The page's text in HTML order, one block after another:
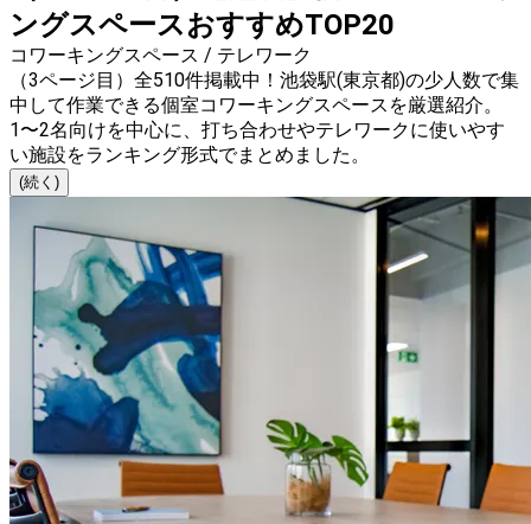
ングスペースおすすめTOP20
コワーキングスペース / テレワーク
（3ページ目）全510件掲載中！池袋駅(東京都)の少人数で集
中して作業できる個室コワーキングスペースを厳選紹介。
1〜2名向けを中心に、打ち合わせやテレワークに使いやす
い施設をランキング形式でまとめました。
(続く)